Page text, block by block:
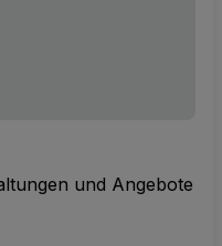
und Angebote